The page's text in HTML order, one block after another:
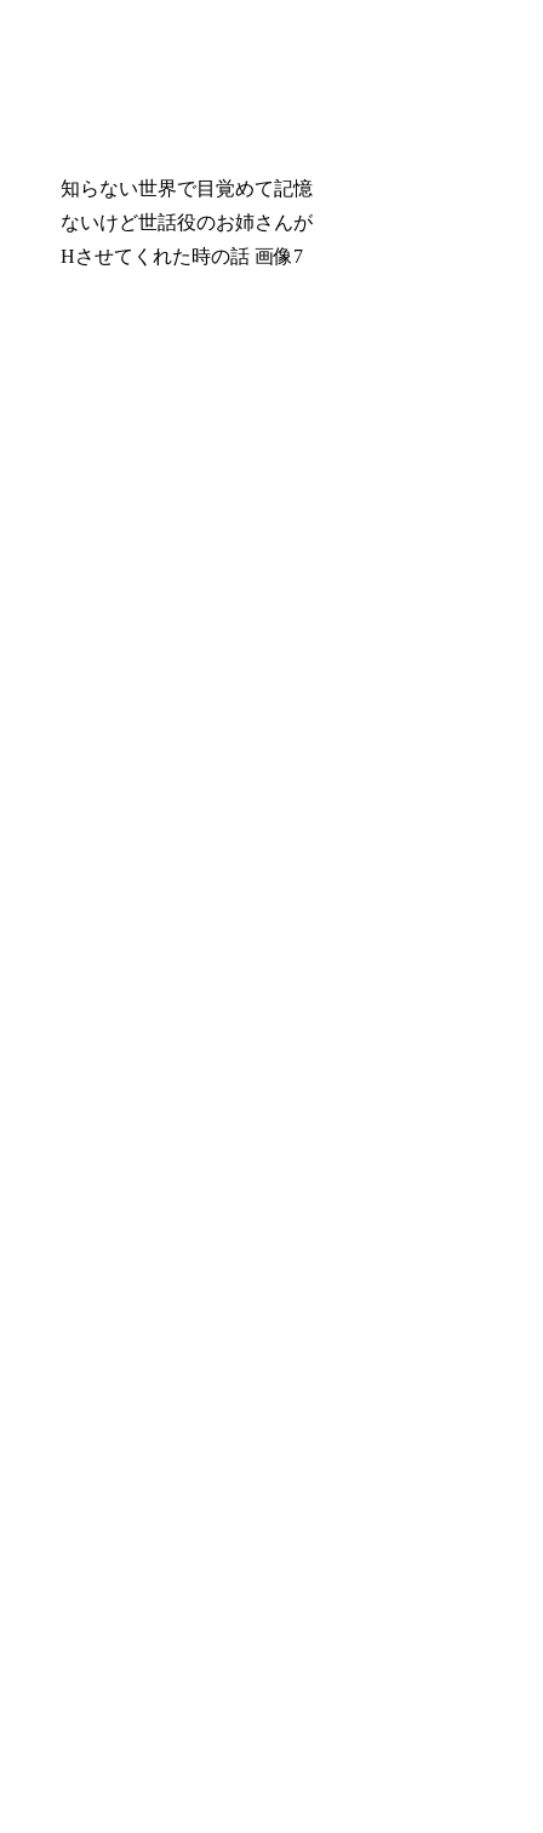
知らない世界で目覚めて記憶
ないけど世話役のお姉さんが
Hさせてくれた時の話 画像7